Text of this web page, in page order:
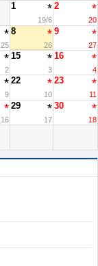
1
19/6
2
20
25
8
26
9
27
2
15
3
16
4
9
22
10
23
11
16
29
17
30
18